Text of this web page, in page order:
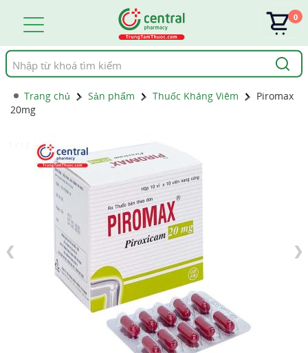
Tìm
kiếm
0
Trang chủ Sản phẩm Thuốc Kháng Viêm
Piromax
20mg
❮ ❯